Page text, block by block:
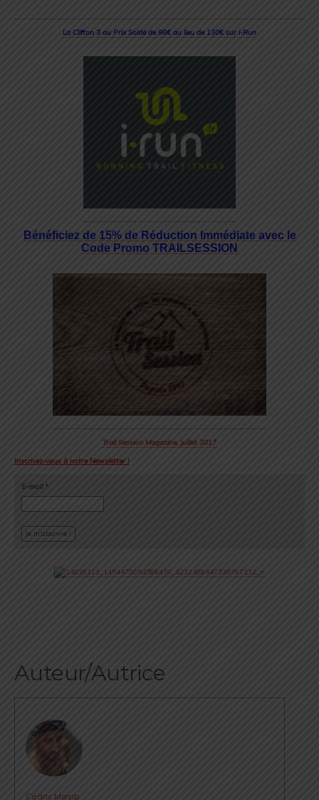
La Clifton 3 au Prix Soldé de 98€ au lieu de 130€ sur i-Run
Bénéficiez de 15% de Réduction Immédiate avec le
Code Promo TRAILSESSION
Trail Session Magazine, Juillet 2017
Inscrivez-vous à notre Newsletter !
E-mail *
Auteur/Autrice
Cédric Masip